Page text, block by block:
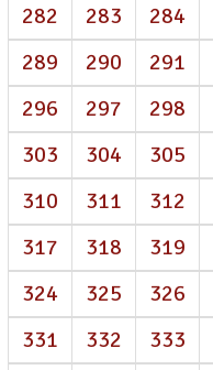
282
283 284
289
290 291
296
297 298
303
304 305
310
311 312
317
318 319
324
325 326
331
332 333